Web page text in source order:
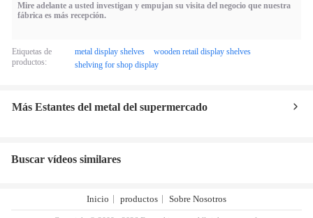
Mire adelante a usted investigan y empujan su visita del negocio que nuestra
fábrica es más recepción.
Etiquetas de
productos:
metal display shelves
wooden retail display shelves
shelving for shop display
Más Estantes del metal del supermercado
Buscar vídeos similares
Inicio productos Sobre Nosotros